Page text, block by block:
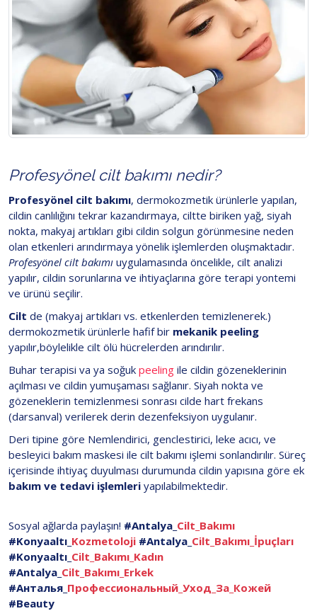
Profesyönel cilt bakımı nedir?
Profesyönel cilt bakımı, dermokozmetik ürünlerle yapılan,
cildin canlılığını tekrar kazandırmaya, ciltte biriken yağ, siyah
nokta, makyaj artıkları gibi cildin solgun görünmesine neden
olan etkenleri arındırmaya yönelik işlemlerden oluşmaktadır.
Profesyönel cilt bakımı uygulamasında öncelikle, cilt analizi
yapılır, cildin sorunlarına ve ihtiyaçlarına göre terapi yontemi
ve ürünü seçilir.
Cilt de (makyaj artıkları vs. etkenlerden temizlenerek.)
dermokozmetik ürünlerle hafif bir mekanik peeling
yapılır,böylelikle cilt ölü hücrelerden arındırılır.
Buhar terapisi va ya soğuk peeling ile cildin gözeneklerinin
açılması ve cildin yumuşaması sağlanır. Siyah nokta ve
gözeneklerin temizlenmesi sonrası cilde hart frekans
(darsanval) verilerek derin dezenfeksiyon uygulanır.
Deri tipine göre Nemlendirici, genclestirici, leke acıcı, ve
besleyici bakım maskesi ile cilt bakımı işlemi sonlandırılır. Süreç
içerisinde ihtiyaç duyulması durumunda cildin yapısına göre ek
bakım ve tedavi işlemleri yapılabilmektedir.
Sosyal ağlarda paylaşın! #Antalya_ Cilt_Bakımı
#Konyaaltı_ Kozmetoloji #Antalya_ Cilt_Bakımı_İpuçları
#Konyaaltı_ Cilt_Bakımı_Kadın
#Antalya_ Cilt_Bakımı_Erkek
#Анталья_ Профессиональный_Уход_За_Кожей
#Beauty